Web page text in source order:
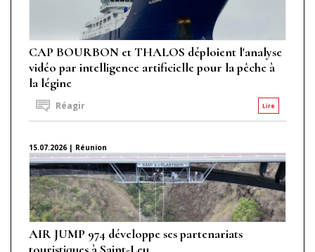
CAP BOURBON et THALOS déploient l'analyse
vidéo par intelligence artificielle pour la pêche à
la légine
Lire
Réagir
15.07.2026 | Réunion
AIR JUMP 974 développe ses partenariats